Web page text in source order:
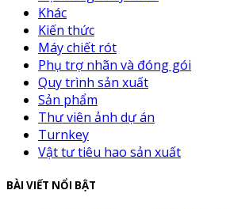
Khác
Kiến thức
Máy chiết rót
Phụ trợ nhãn và đóng gói
Quy trình sản xuất
Sản phẩm
Thư viên ảnh dự án
Turnkey
Vật tư tiêu hao sản xuất
BÀI VIẾT NỔI BẬT